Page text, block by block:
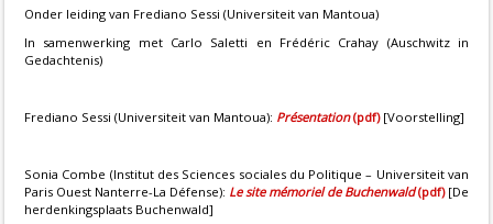
Onder leiding van Frediano Sessi (Universiteit van Mantoua)
In samenwerking met Carlo Saletti en Frédéric Crahay (Auschwitz in
Gedachtenis)
Frediano Sessi (Universiteit van Mantoua): Présentation(pdf)[Voorstelling]
Sonia Combe (Institut des Sciences sociales du Politique – Universiteit van
Paris Ouest Nanterre-La Défense): Le site mémoriel de Buchenwald(pdf)[De
herdenkingsplaats Buchenwald]